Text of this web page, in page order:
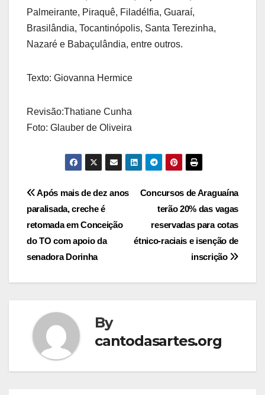
Palmeirante, Piraquê, Filadélfia, Guaraí,
Brasilândia, Tocantinópolis, Santa Terezinha,
Nazaré e Babaçulândia, entre outros.
Texto: Giovanna Hermice
Revisão:Thatiane Cunha
Foto: Glauber de Oliveira
Post
navigation
Concursos de Araguaína
terão 20% das vagas
reservadas para cotas
étnico-raciais e isenção de
inscrição
Após mais de dez anos
paralisada, creche é
retomada em Conceição
do TO com apoio da
senadora Dorinha
By
cantodasartes.org